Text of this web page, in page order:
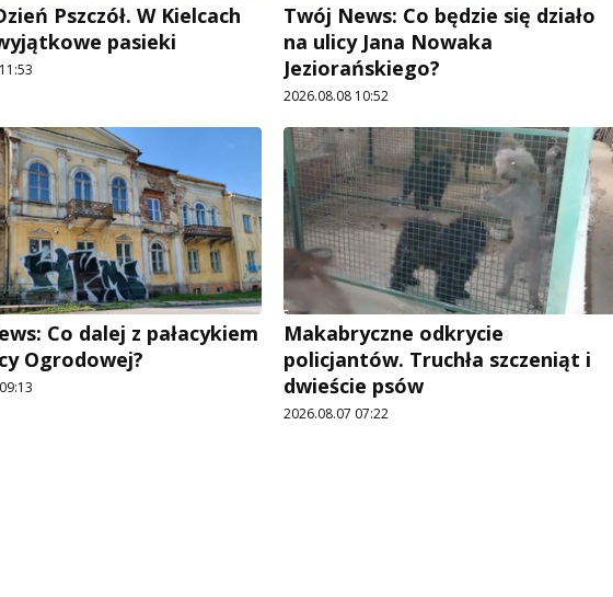
Pszczół. W Kielcach
pasieki
Twój News: Co będzie się działo
na ulicy Jana Nowaka
Jeziorańskiego?
2026.08.08 10:52
Co dalej z pałacykiem
Ogrodowej?
Makabryczne odkrycie
policjantów. Truchła szczeniąt i
dwieście psów
2026.08.07 07:22